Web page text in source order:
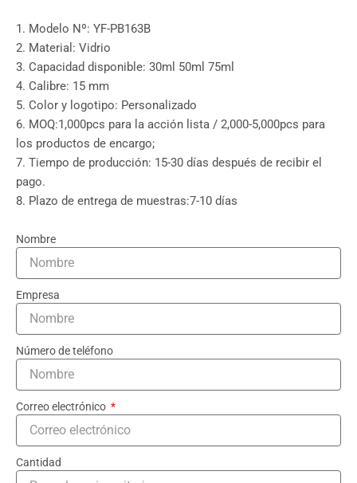
1. Modelo Nº: YF-PB163B
2. Material: Vidrio
3. Capacidad disponible: 30ml 50ml 75ml
4. Calibre: 15 mm
5. Color y logotipo: Personalizado
6. MOQ:1,000pcs para la acción lista / 2,000-5,000pcs para
los productos de encargo;
7. Tiempo de producción: 15-30 días después de recibir el
pago.
8. Plazo de entrega de muestras:7-10 días
Nombre
Empresa
Número de teléfono
Correo electrónico
Cantidad